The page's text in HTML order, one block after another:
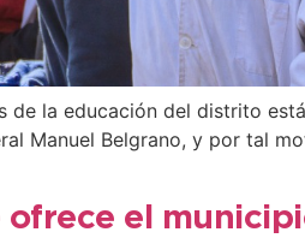
la educación del distrito
Manuel Belgrano, y por tal
el